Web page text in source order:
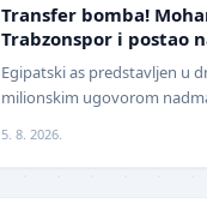
Transfer bomba!
Trabzonspor i postao
Evrope
Egipatski as predstavljen u
milionskim ugovorom
5. 8. 2026.